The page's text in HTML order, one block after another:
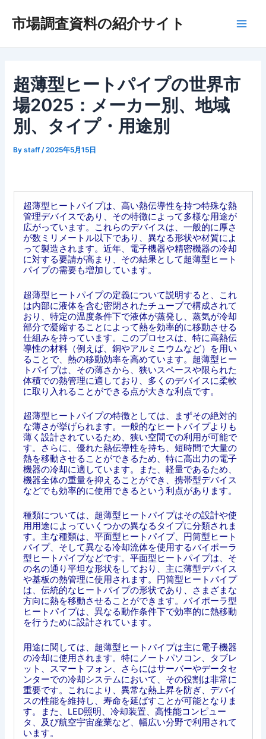
市場調査資料の紹介サイト
超薄型ヒートパイプの世界市
場2025：メーカー別、地域
別、タイプ・用途別
Bystaff /2025年5月15日
超薄型ヒートパイプは、高い熱伝導性を持つ特殊な熱
管理デバイスであり、その特徴によって多様な用途が
広がっています。これらのデバイスは、一般的に厚さ
が数ミリメートル以下であり、異なる形状や材質によ
って製造されます。近年、電子機器や精密機器の冷却
に対する要請が高まり、その結果として超薄型ヒート
パイプの需要も増加しています。
超薄型ヒートパイプの定義について説明すると、これ
は内部に液体を含む密閉されたチューブで構成されて
おり、特定の温度条件下で液体が蒸発し、蒸気が冷却
部分で凝縮することによって熱を効率的に移動させる
仕組みを持っています。このプロセスは、特に高熱伝
導性の材料（例えば、銅やアルミニウムなど）を用い
ることで、熱の移動効率を高めています。超薄型ヒー
トパイプは、その薄さから、狭いスペースや限られた
体積での熱管理に適しており、多くのデバイスに柔軟
に取り入れることができる点が大きな利点です。
超薄型ヒートパイプの特徴としては、まずその絶対的
な薄さが挙げられます。一般的なヒートパイプよりも
薄く設計されているため、狭い空間での利用が可能で
す。さらに、優れた熱伝導性を持ち、短時間で大量の
熱を移動させることができるため、特に高出力の電子
機器の冷却に適しています。また、軽量であるため、
機器全体の重量を抑えることができ、携帯型デバイス
などでも効率的に使用できるという利点があります。
種類については、超薄型ヒートパイプはその設計や使
用用途によっていくつかの異なるタイプに分類されま
す。主な種類は、平面型ヒートパイプ、円筒型ヒート
パイプ、そして異なる冷却流体を使用するバイポーラ
型ヒートパイプなどです。平面型ヒートパイプは、そ
の名の通り平坦な形状をしており、主に薄型デバイス
や基板の熱管理に使用されます。円筒型ヒートパイプ
は、伝統的なヒートパイプの形状であり、さまざまな
方向に熱を移動させることができます。バイポーラ型
ヒートパイプは、異なる動作条件下で効率的に熱移動
を行うために設計されています。
用途に関しては、超薄型ヒートパイプは主に電子機器
の冷却に使用されます。特にノートパソコン、タブレ
ット、スマートフォン、さらにはサーバーやデータセ
ンターでの冷却システムにおいて、その役割は非常に
重要です。これにより、異常な熱上昇を防ぎ、デバイ
スの性能を維持し、寿命を延ばすことが可能となりま
す。また、LED照明、冷却装置、高性能コンピュー
タ、及び航空宇宙産業など、幅広い分野で利用されて
います。